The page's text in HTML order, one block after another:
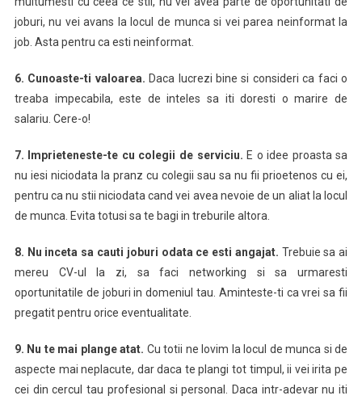
joburi, nu vei avans la locul de munca si vei parea neinformat la
job. Asta pentru ca esti neinformat.
6. Cunoaste-ti valoarea. Daca lucrezi bine si consideri ca faci o
treaba impecabila, este de inteles sa iti doresti o marire de
salariu. Cere-o!
7. Imprieteneste-te cu colegii de serviciu. E o idee proasta sa
nu iesi niciodata la pranz cu colegii sau sa nu fii prioetenos cu ei,
pentru ca nu stii niciodata cand vei avea nevoie de un aliat la locul
de munca. Evita totusi sa te bagi in treburile altora.
8. Nu inceta sa cauti joburi odata ce esti angajat. Trebuie sa ai
mereu CV-ul la zi, sa faci networking si sa urmaresti
oportunitatile de joburi in domeniul tau. Aminteste-ti ca vrei sa fii
pregatit pentru orice eventualitate.
9. Nu te mai plange atat. Cu totii ne lovim la locul de munca si de
aspecte mai neplacute, dar daca te plangi tot timpul, ii vei irita pe
cei din cercul tau profesional si personal. Daca intr-adevar nu iti